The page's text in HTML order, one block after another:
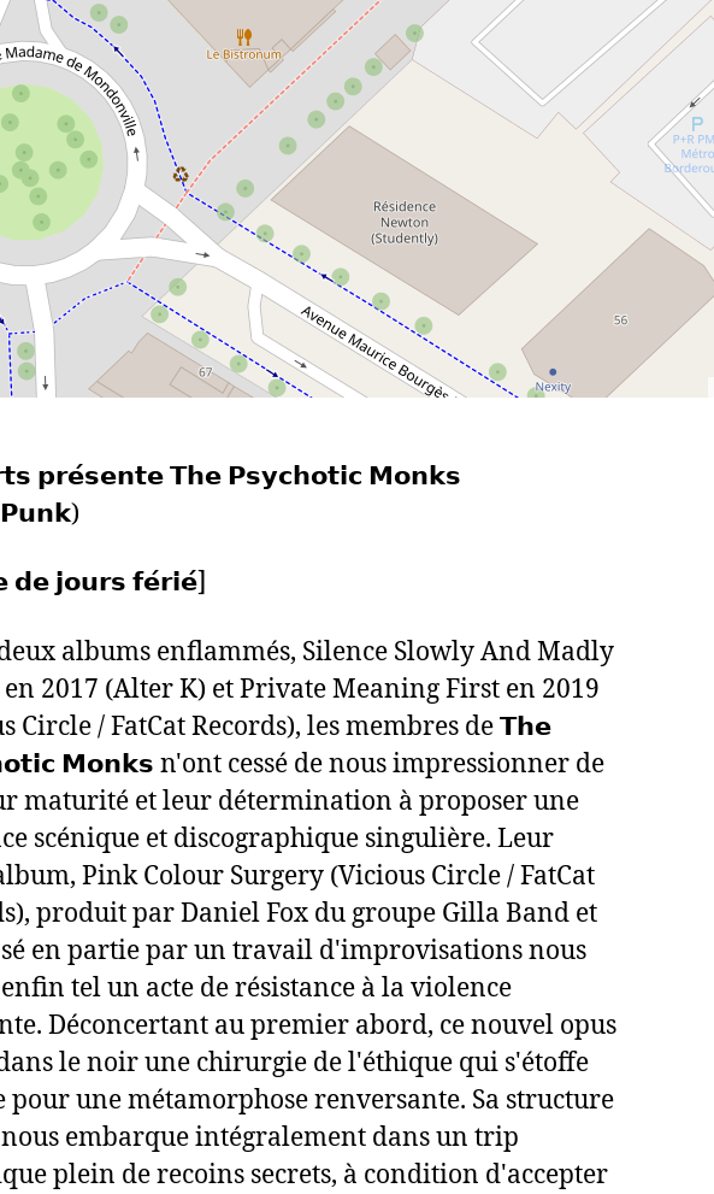
𝗽𝗿𝗲́𝘀𝗲𝗻𝘁𝗲 𝗧𝗵𝗲 𝗣𝘀𝘆𝗰𝗵𝗼𝘁𝗶𝗰 𝗠𝗼𝗻𝗸𝘀
𝗱𝗲 𝗷𝗼𝘂𝗿𝘀 𝗳𝗲́𝗿𝗶𝗲́]
albums enflammés, Silence Slowly And Madly
en 2017 (Alter K) et Private Meaning First en 2019
Circle / FatCat Records), les membres de 𝗧𝗵𝗲
𝗠𝗼𝗻𝗸𝘀 n'ont cessé de nous impressionner de
maturité et leur détermination à proposer une
scénique et discographique singulière. Leur
Pink Colour Surgery (Vicious Circle / FatCat
produit par Daniel Fox du groupe Gilla Band et
en partie par un travail d'improvisations nous
tel un acte de résistance à la violence
Déconcertant au premier abord, ce nouvel opus
le noir une chirurgie de l'éthique qui s'étoffe
pour une métamorphose renversante. Sa structure
embarque intégralement dans un trip
plein de recoins secrets, à condition d'accepter